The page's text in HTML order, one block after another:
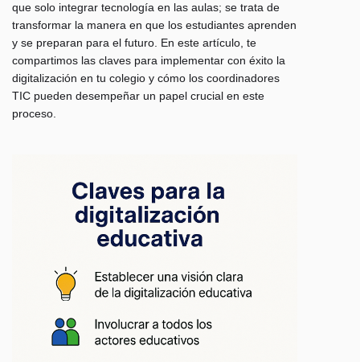
que solo integrar tecnología en las aulas; se trata de
transformar la manera en que los estudiantes aprenden
y se preparan para el futuro. En este artículo, te
compartimos las claves para implementar con éxito la
digitalización en tu colegio y cómo los coordinadores
TIC pueden desempeñar un papel crucial en este
proceso.